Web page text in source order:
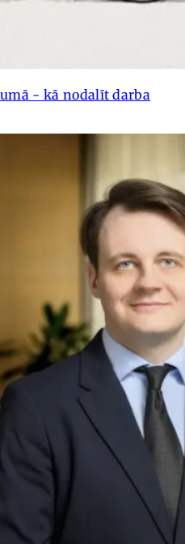
- kā nodalīt darba